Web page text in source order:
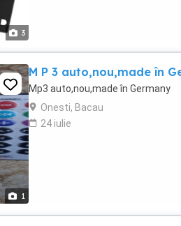
3
1
M P 3 auto,nou,made în
Mp3 auto,nou,made în Germany
Onesti, Bacau
24 iulie